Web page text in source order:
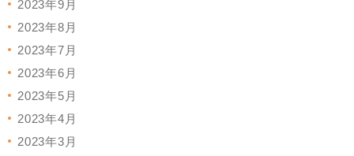
2023年9月
2023年8月
2023年7月
2023年6月
2023年5月
2023年4月
2023年3月